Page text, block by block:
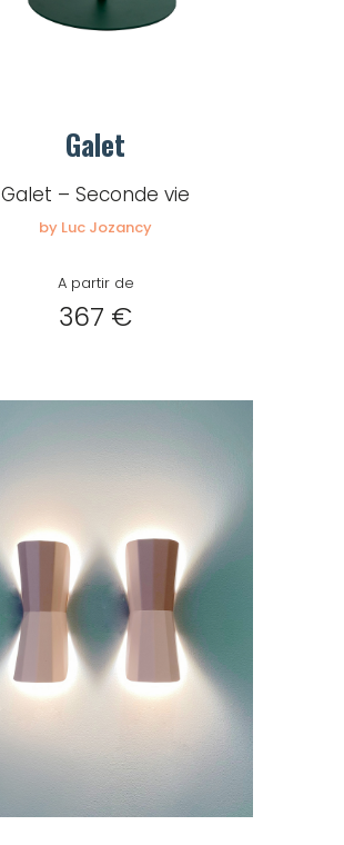
Galet
Galet – Seconde vie
by Luc Jozancy
A partir de
367 €